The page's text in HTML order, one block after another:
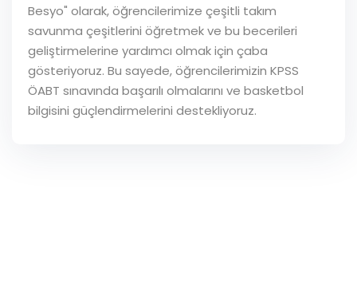
Besyo" olarak, öğrencilerimize çeşitli takım
savunma çeşitlerini öğretmek ve bu becerileri
geliştirmelerine yardımcı olmak için çaba
gösteriyoruz. Bu sayede, öğrencilerimizin KPSS
ÖABT sınavında başarılı olmalarını ve basketbol
bilgisini güçlendirmelerini destekliyoruz.